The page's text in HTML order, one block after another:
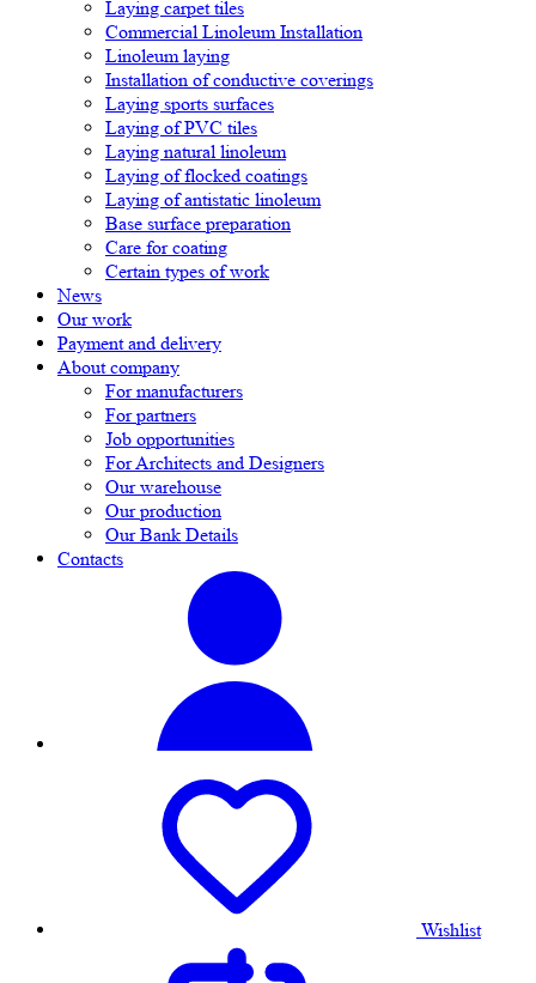
Laying carpet tiles
Commercial Linoleum Installation
Linoleum laying
Installation of conductive coverings
Laying sports surfaces
Laying of PVC tiles
Laying natural linoleum
Laying of flocked coatings
Laying of antistatic linoleum
Base surface preparation
Care for coating
Certain types of work
News
Our work
Payment and delivery
About company
For manufacturers
For partners
Job opportunities
For Architects and Designers
Our warehouse
Our production
Our Bank Details
Contacts
Wishlist